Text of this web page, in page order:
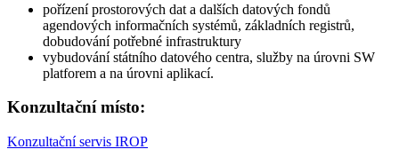
pořízení prostorových dat a dalších datových fondů
agendových informačních systémů, základních registrů,
dobudování potřebné infrastruktury
vybudování státního datového centra, služby na úrovni SW
platforem a na úrovni aplikací.
Konzultační místo:
Konzultační servis IROP